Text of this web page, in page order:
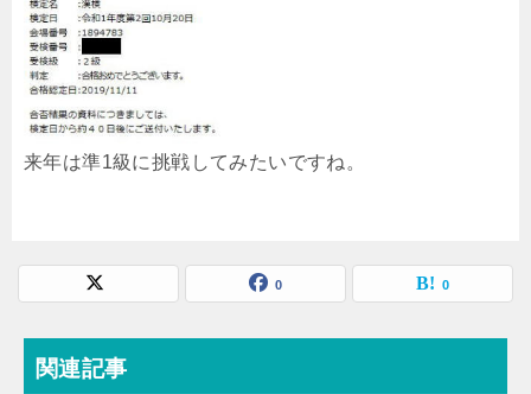
来年は準1級に挑戦してみたいですね。
0 0
関連記事